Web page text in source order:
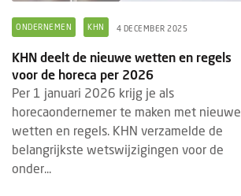
ONDERNEMEN KHN 4 DECEMBER 2025
KHN deelt de nieuwe wetten en regels
voor de horeca per 2026
Per 1 januari 2026 krijg je als
horecaondernemer te maken met nieuwe
wetten en regels. KHN verzamelde de
belangrijkste wetswijzigingen voor de
onder...